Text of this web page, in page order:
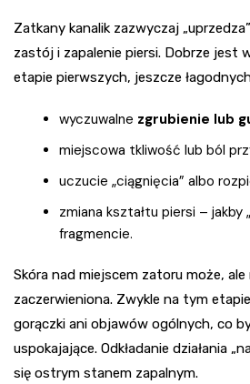
Zatkany kanalik zazwyczaj
zastój i zapalenie piersi. Dobrze jest
etapie pierwszych, jeszcze
wyczuwalne zgrubienie lub
miejscowa tkliwość lub ból
uczucie „ciągnięcia” albo
zmiana kształtu piersi – jakby
fragmencie.
Skóra nad miejscem zatoru może, ale
zaczerwieniona. Zwykle na tym
gorączki ani objawów ogólnych, co
uspokajające. Odkładanie działania
się ostrym stanem zapalnym.